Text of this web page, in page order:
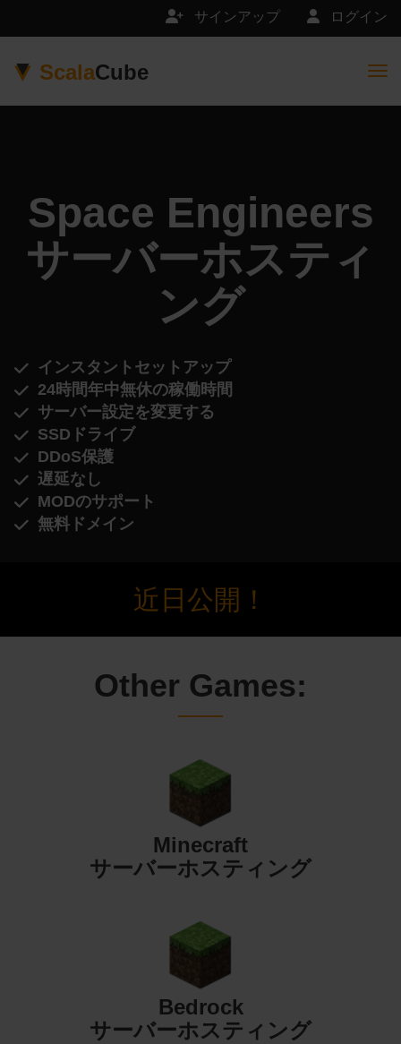
ログイン
サインアップ
ScalaCube
Space Engineers
サーバーホスティ
ング
インスタントセットアップ
24時間年中無休の稼働時間
サーバー設定を変更する
SSDドライブ
DDoS保護
遅延なし
MODのサポート
無料ドメイン
近日公開！
Other Games:
Minecraft
サーバーホスティング
Bedrock
サーバーホスティング